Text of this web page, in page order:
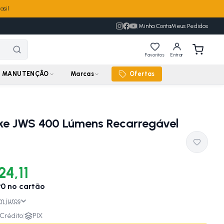
|Minha ContaMeus Pedidos
Favoritos Entrar
MANUTENÇÃO Marcas Ofertas
JWS 400 Lúmens Recarregável
no cartão
juros
| PIX